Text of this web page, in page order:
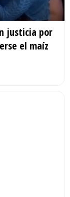
justicia por
el maíz